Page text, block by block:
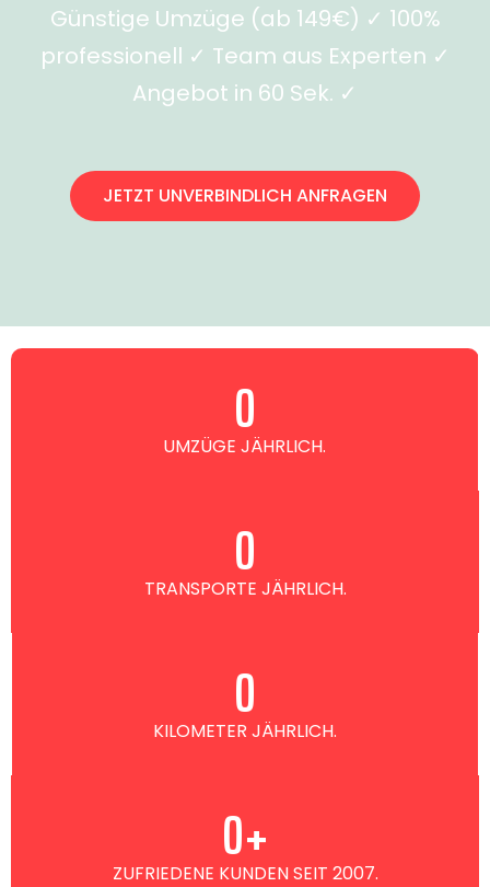
Günstige Umzüge (ab 149€) ✓ 100%
professionell ✓ Team aus Experten ✓
Angebot in 60 Sek. ✓
JETZT UNVERBINDLICH ANFRAGEN
UMZÜGE JÄHRLICH.
0
TRANSPORTE JÄHRLICH.
0
KILOMETER JÄHRLICH.
0
ZUFRIEDENE KUNDEN SEIT 2007.
0+